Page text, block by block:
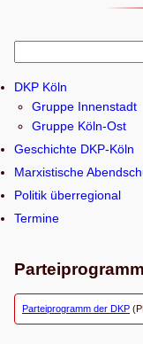
c
h
e
n
DKP Köln
Gruppe Innenstadt
Gruppe Köln-Ost
Geschichte DKP-Köln
Marxistische
Politik überregional
Termine
Parteiprogramm
Parteiprogramm der DKP